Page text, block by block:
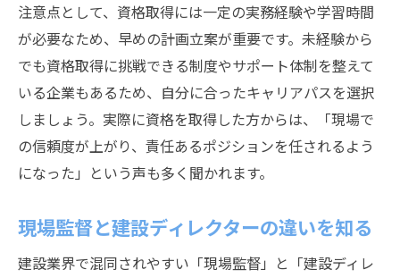
注意点として、資格取得には一定の実務経験や学習時間
が必要なため、早めの計画立案が重要です。未経験から
でも資格取得に挑戦できる制度やサポート体制を整えて
いる企業もあるため、自分に合ったキャリアパスを選択
しましょう。実際に資格を取得した方からは、「現場で
の信頼度が上がり、責任あるポジションを任されるよう
になった」という声も多く聞かれます。
現場監督と建設ディレクターの違いを知る
建設業界で混同されやすい「現場監督」と「建設ディレ